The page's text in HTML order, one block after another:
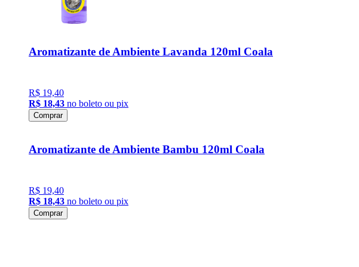
Aromatizante de Ambiente Lavanda 120ml Coala
R$ 19,40
R$ 18,43 no boleto ou pix
Comprar
Aromatizante de Ambiente Bambu 120ml Coala
R$ 19,40
R$ 18,43 no boleto ou pix
Comprar